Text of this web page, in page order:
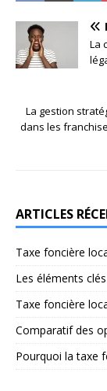
La
La gestion
dans les
ARTICLES
Taxe foncière
Les éléments
Taxe foncière
Comparatif des
Pourquoi la taxe